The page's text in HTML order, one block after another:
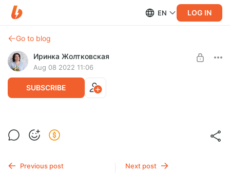
EN LOG IN
Go to blog
Иринка Жолтковская
Aug 08 2022 11:06
SUBSCRIBE
Доступ к МК по созданию Светильника
Маяка
Previous post
Next post